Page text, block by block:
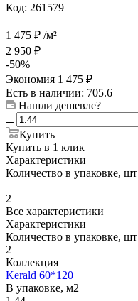
Код: 261579
1 475 ₽ /м²
2 950 ₽
-50%
Экономия 1 475 ₽
Есть в наличии: 705.6
Нашли дешевле?
Купить
Купить в 1 клик
Характеристики
Количество в упаковке, шт
—
2
Все характеристики
Характеристики
Количество в упаковке, шт
2
Коллекция
Kerald 60*120
В упаковке, м2